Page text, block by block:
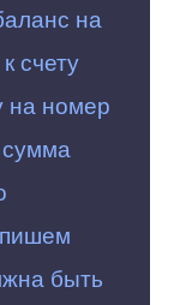
на
счету
на номер
сумма
пишем
быть